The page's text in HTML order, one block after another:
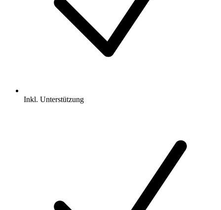
Inkl. Unterstützung